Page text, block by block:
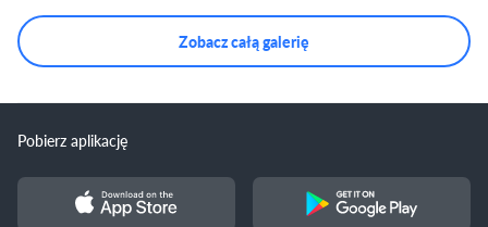
Zobacz całą galerię
Pobierz aplikację